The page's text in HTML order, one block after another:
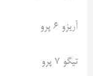
آریزو ۶ پرو
تیگو ۷ پرو